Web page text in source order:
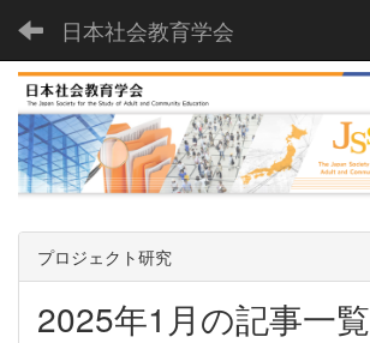
日本社会教育学会
プロジェクト研究
2025年1月の記事一覧